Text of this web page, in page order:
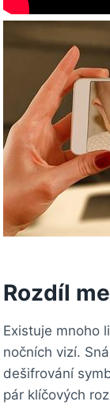
Rozdíl
Existuje mnoho
nočních vizí.
dešifrování
pár klíčových